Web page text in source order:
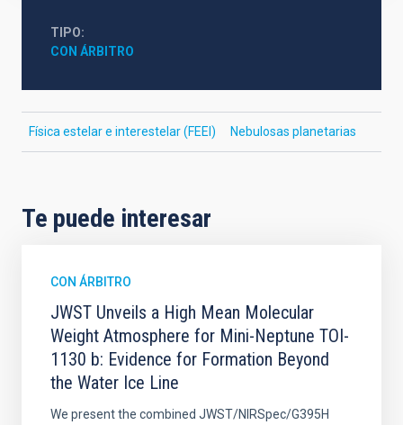
TIPO
CON ÁRBITRO
Física estelar e interestelar (FEEI) Nebulosas planetarias
Te puede interesar
CON ÁRBITRO
JWST Unveils a High Mean Molecular
Weight Atmosphere for Mini-Neptune TOI-
1130 b: Evidence for Formation Beyond
the Water Ice Line
We present the combined JWST/NIRSpec/G395H